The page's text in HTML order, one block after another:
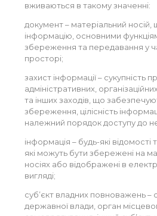
вживаються в такому значенні:
документ – матеріальний носій,
інформацію, основними
збереження та передавання у
просторі;
захист інформації – сукупність
адміністративних,
та інших заходів, що
збереження, цілісність
належний порядок доступу до
інформація – будь-які відомості
які можуть бути збережені на
носіях або відображені в
вигляді;
суб’єкт владних повноважень –
державної влади, орган